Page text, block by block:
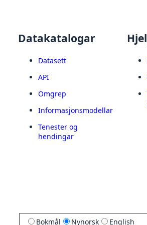
Datakatalogar
Datasett
API
Omgrep
Informasjonsmodellar
Tenester og
hendingar
Bokmål Nynorsk English